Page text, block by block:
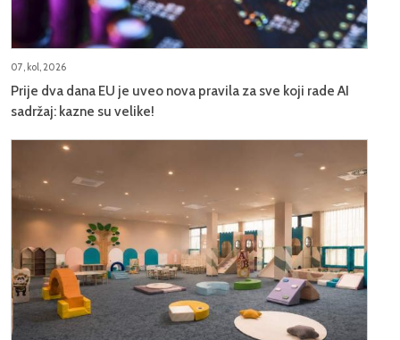
07, kol, 2026
Prije dva dana EU je uveo nova pravila za sve koji rade AI
sadržaj: kazne su velike!